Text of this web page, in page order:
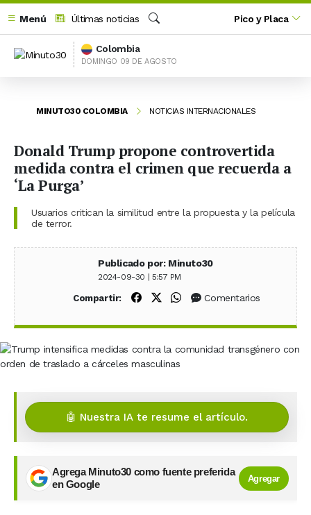
Menú
Últimas noticias
Buscar
Pico y Placa
Colombia
DOMINGO 09 DE AGOSTO
MINUTO30 COLOMBIA NOTICIAS INTERNACIONALES
Donald Trump propone controvertida
medida contra el crimen que recuerda a
‘La Purga’
Usuarios critican la similitud entre la propuesta y la película
de terror.
Publicado por: Minuto30
2024-09-30 | 5:57 PM
Compartir: Compartir en Facebook
Compartir en X (Twitter)
Compartir en WhatsApp
Comentarios
🤖 Nuestra IA te resume el artículo.
Agrega Minuto30 como fuente preferida
en Google
Agregar